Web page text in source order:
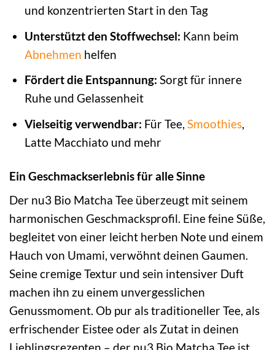
und konzentrierten Start in den Tag
Unterstützt den Stoffwechsel: Kann beim
Abnehmen helfen
Fördert die Entspannung: Sorgt für innere
Ruhe und Gelassenheit
Vielseitig verwendbar: Für Tee, Smoothies,
Latte Macchiato und mehr
Ein Geschmackserlebnis für alle Sinne
Der nu3 Bio Matcha Tee überzeugt mit seinem
harmonischen Geschmacksprofil. Eine feine Süße,
begleitet von einer leicht herben Note und einem
Hauch von Umami, verwöhnt deinen Gaumen.
Seine cremige Textur und sein intensiver Duft
machen ihn zu einem unvergesslichen
Genussmoment. Ob pur als traditioneller Tee, als
erfrischender Eistee oder als Zutat in deinen